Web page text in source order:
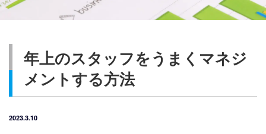
年上のスタッフをうまくマネジ
メントする方法
2023.3.10